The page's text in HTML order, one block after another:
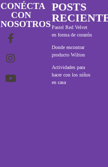
CONÉCTA
CON
NOSOTROS
POSTS
Pastel Red Velvet
en forma de corazón
Donde encontrar
producto Wilton
Actividades para
hacer con los niños
en casa